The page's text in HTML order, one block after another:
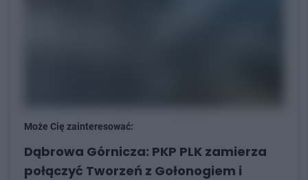
Może Cię zainteresować:
Dąbrowa Górnicza: PKP PLK zamierza
połączyć Tworzeń z Gołonogiem i